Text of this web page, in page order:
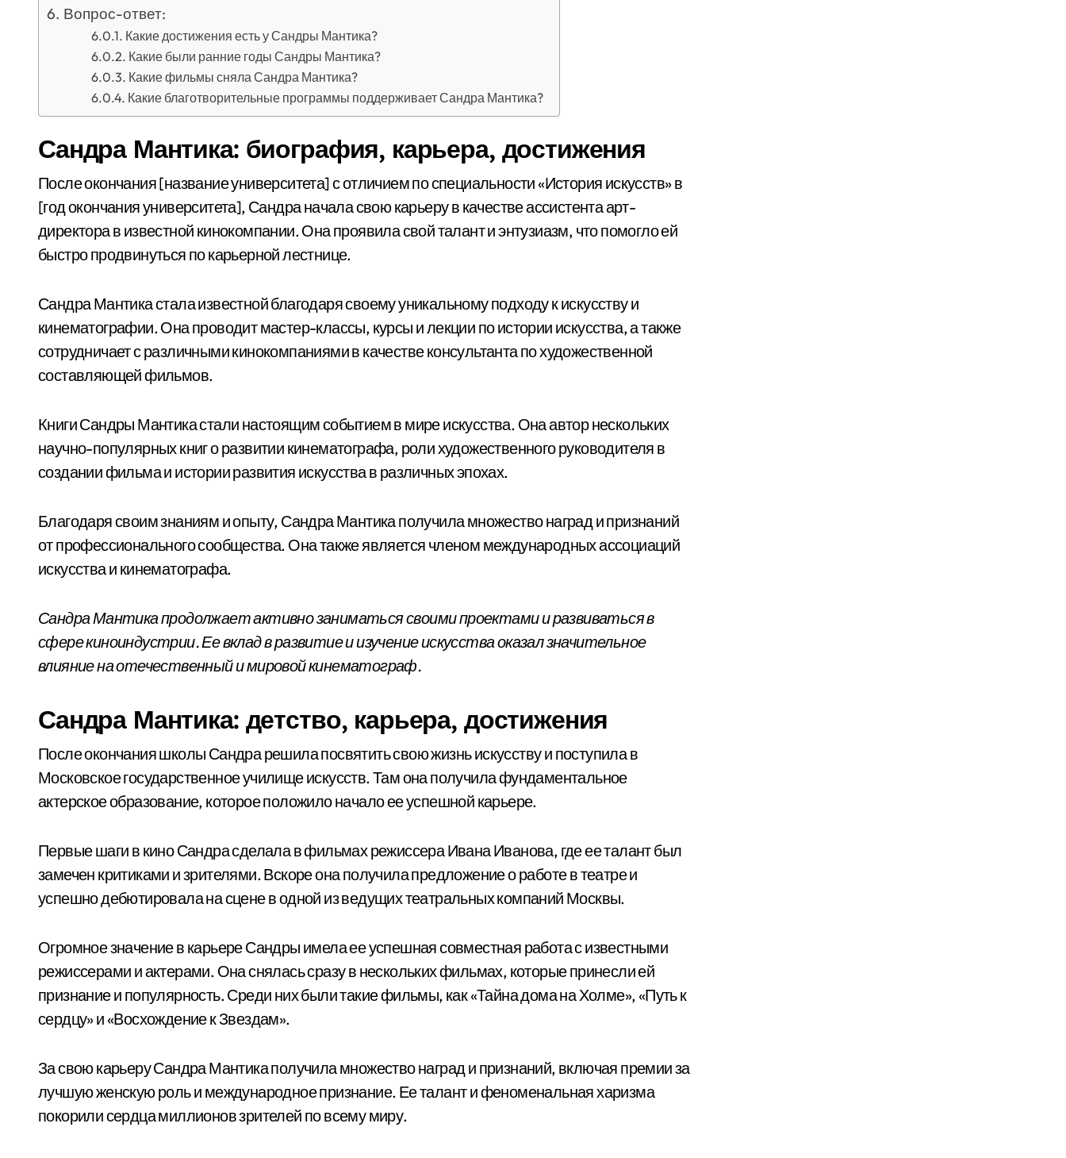
Вопрос-ответ:
Какие достижения есть у Сандры Мантика?
Какие были ранние годы Сандры Мантика?
Какие фильмы сняла Сандра Мантика?
Какие благотворительные программы поддерживает Сандра Мантика?
Сандра Мантика: биография, карьера, достижения
После окончания [название университета] с отличием по специальности «История искусств» в
[год окончания университета], Сандра начала свою карьеру в качестве ассистента арт-
директора в известной кинокомпании. Она проявила свой талант и энтузиазм, что помогло ей
быстро продвинуться по карьерной лестнице.
Сандра Мантика стала известной благодаря своему уникальному подходу к искусству и
кинематографии. Она проводит мастер-классы, курсы и лекции по истории искусства, а также
сотрудничает с различными кинокомпаниями в качестве консультанта по художественной
составляющей фильмов.
Книги Сандры Мантика стали настоящим событием в мире искусства. Она автор нескольких
научно-популярных книг о развитии кинематографа, роли художественного руководителя в
создании фильма и истории развития искусства в различных эпохах.
Благодаря своим знаниям и опыту, Сандра Мантика получила множество наград и признаний
от профессионального сообщества. Она также является членом международных ассоциаций
искусства и кинематографа.
Сандра Мантика продолжает активно заниматься своими проектами и развиваться в
сфере киноиндустрии. Ее вклад в развитие и изучение искусства оказал значительное
влияние на отечественный и мировой кинематограф.
Сандра Мантика: детство, карьера, достижения
После окончания школы Сандра решила посвятить свою жизнь искусству и поступила в
Московское государственное училище искусств. Там она получила фундаментальное
актерское образование, которое положило начало ее успешной карьере.
Первые шаги в кино Сандра сделала в фильмах режиссера Ивана Иванова, где ее талант был
замечен критиками и зрителями. Вскоре она получила предложение о работе в театре и
успешно дебютировала на сцене в одной из ведущих театральных компаний Москвы.
Огромное значение в карьере Сандры имела ее успешная совместная работа с известными
режиссерами и актерами. Она снялась сразу в нескольких фильмах, которые принесли ей
признание и популярность. Среди них были такие фильмы, как «Тайна дома на Холме», «Путь к
сердцу» и «Восхождение к Звездам».
За свою карьеру Сандра Мантика получила множество наград и признаний, включая премии за
лучшую женскую роль и международное признание. Ее талант и феноменальная харизма
покорили сердца миллионов зрителей по всему миру.